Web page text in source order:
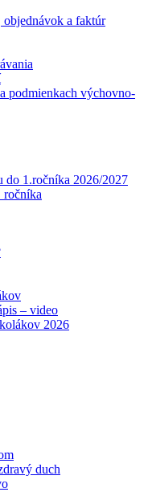
a faktúr
podmienkach výchovno-
do 1.ročníka 2026/2027
ročníka
– video
2026
duch